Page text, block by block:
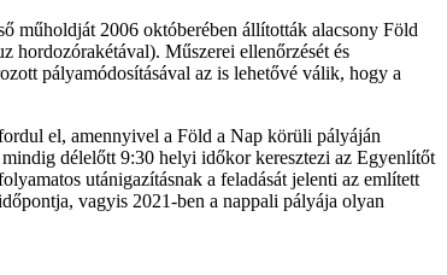
műholdját 2006 októberében állították alacsony Föld
hordozórakétával). Műszerei ellenőrzését és
pályamódosításával az is lehetővé válik, hogy a
el, amennyivel a Föld a Nap körüli pályáján
délelőtt 9:30 helyi időkor keresztezi az Egyenlítőt
utánigazításnak a feladását jelenti az említett
vagyis 2021-ben a nappali pályája olyan